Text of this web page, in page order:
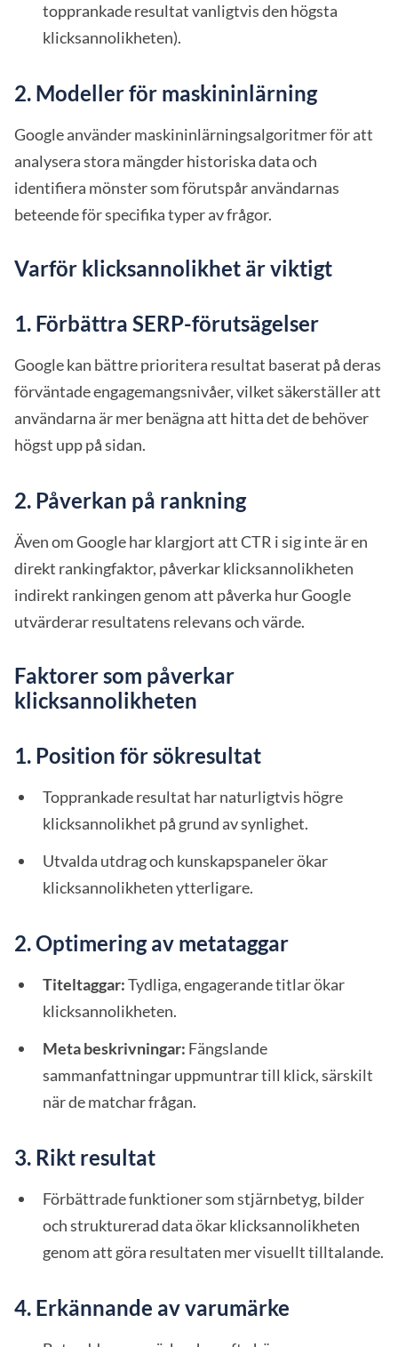
topprankade resultat vanligtvis den högsta
klicksannolikheten).
2. Modeller för maskininlärning
Google använder maskininlärningsalgoritmer för att
analysera stora mängder historiska data och
identifiera mönster som förutspår användarnas
beteende för specifika typer av frågor.
Varför klicksannolikhet är viktigt
1. Förbättra SERP-förutsägelser
Google kan bättre prioritera resultat baserat på deras
förväntade engagemangsnivåer, vilket säkerställer att
användarna är mer benägna att hitta det de behöver
högst upp på sidan.
2. Påverkan på rankning
Även om Google har klargjort att CTR i sig inte är en
direkt rankingfaktor, påverkar klicksannolikheten
indirekt rankingen genom att påverka hur Google
utvärderar resultatens relevans och värde.
Faktorer som påverkar
klicksannolikheten
1. Position för sökresultat
Topprankade resultat har naturligtvis högre
klicksannolikhet på grund av synlighet.
Utvalda utdrag och kunskapspaneler ökar
klicksannolikheten ytterligare.
2. Optimering av metataggar
Titeltaggar:Tydliga, engagerande titlar ökar
klicksannolikheten.
Meta beskrivningar: Fängslande
sammanfattningar uppmuntrar till klick, särskilt
när de matchar frågan.
3. Rikt resultat
Förbättrade funktioner som stjärnbetyg, bilder
och strukturerad data ökar klicksannolikheten
genom att göra resultaten mer visuellt tilltalande.
4. Erkännande av varumärke